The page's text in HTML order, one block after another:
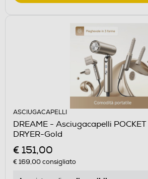
ASCIUGACAPELLI
DREAME - Asciugacapelli
DRYER-Gold
€ 151,00
€ 169,00consigliato